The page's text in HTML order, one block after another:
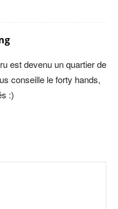
est devenu un quartier de
conseille le forty hands,
:)